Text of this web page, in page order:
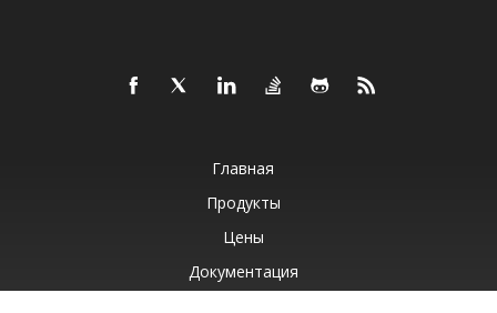
Главная
Продукты
Цены
Документация